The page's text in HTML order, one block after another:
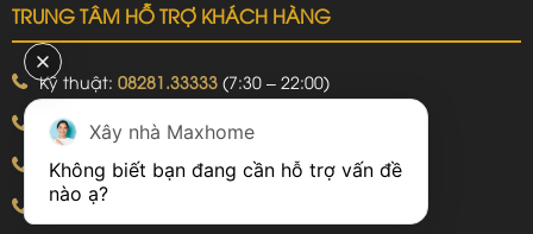
TRUNG TÂM HỖ TRỢ KHÁCH HÀNG
Kỹ thuật: 08281.33333 (7:30 – 22:00)
Khiếu nại:
09240.99999
Bảo hành:09240.99999(8:00 – 21:00)
Hotline: 092.774.8888
Xây nhà Maxhome
Không biết bạn đang cần hỗ trợ vấn đề